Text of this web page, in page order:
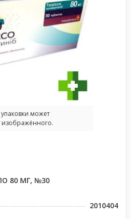
может
изображённого.
80 МГ, №30
2010404